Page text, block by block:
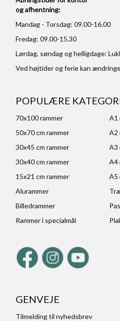
og afhentning:
Mandag - Torsdag: 09.00-16.00
Fredag: 09.00-15.30
Lørdag, søndag og helligdage:
Ved højtider og ferie kan
POPULÆRE
70x100 rammer
A1
50x70 cm rammer
A2
30x45 cm rammer
A3
30x40 cm rammer
A4
15x21 cm rammer
A5
Alurammer
Billedrammer
Rammer i specialmål
GENVEJE
Tilmelding til nyhedsbrev